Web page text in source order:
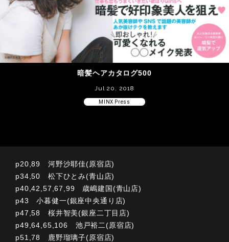
暗髪ヘアカタログ500
Jul 20, 2018
MINX Press
p20,89 河野沙耶佳(原宿店)
p34,50 松下ひとみ(青山店)
p40,42,57,67,99 歳嶋建国(青山店)
p43 小暮健一(銀座中央通り店)
p47,58 桜井智美(銀座二丁目店)
p49,64,65,106 池戸裕二(原宿店)
p51,78 鹿野瑠璃子(原宿店)